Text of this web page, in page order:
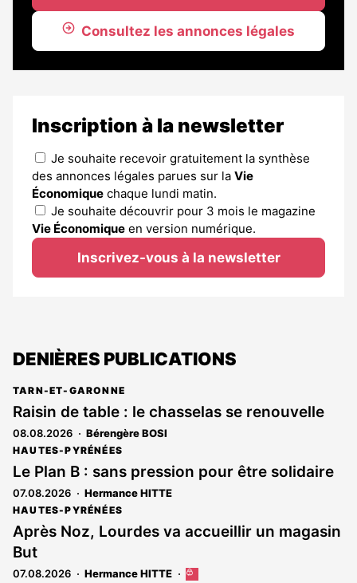
Consultez les annonces légales
Inscription à la newsletter
Je souhaite recevoir gratuitement la synthèse
des annonces légales parues sur la Vie
Économique chaque lundi matin.
Je souhaite découvrir pour 3 mois le magazine
Vie Économique en version numérique.
Inscrivez-vous à la newsletter
DENIÈRES PUBLICATIONS
TARN-ET-GARONNE
Raisin de table : le chasselas se renouvelle
08.08.2026 Bérengère BOSI
HAUTES-PYRÉNÉES
Le Plan B : sans pression pour être solidaire
07.08.2026 Hermance HITTE
HAUTES-PYRÉNÉES
Après Noz, Lourdes va accueillir un magasin
But
07.08.2026 Hermance HITTE
Cet